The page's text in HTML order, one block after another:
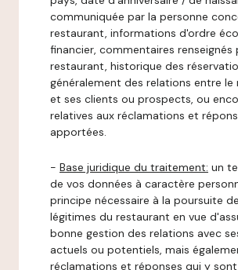
communiquée par la personne
restaurant, informations d'ordre
financier, commentaires renseignés
restaurant, historique des
généralement des relations entre le
et ses clients ou prospects, ou
relatives aux réclamations et
apportées.
- Base juridique du traitement: un
de vos données à caractère
principe nécessaire à la poursuite
légitimes du restaurant en vue
bonne gestion des relations avec
actuels ou potentiels, mais
réclamations et réponses qui y